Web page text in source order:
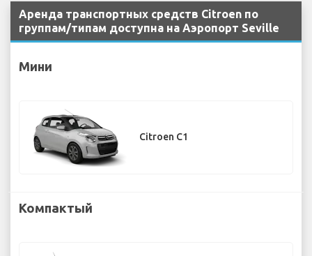
Аренда транспортных средств Citroen по
группам/типам доступна на Аэропорт Seville
Мини
Citroen C1
Компактый